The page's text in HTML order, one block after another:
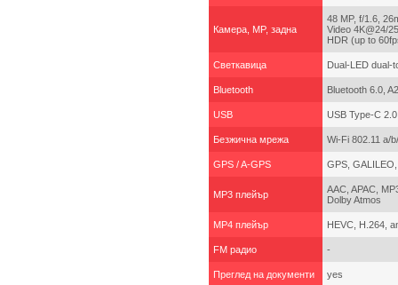
Камера, MP, задна
48 MP, f/1.6,
Video 4K@24/
HDR (up to
Светкавица Dual-LED dual-
Bluetooth Bluetooth 6.0,
USB USB Type-C 2.0
Безжична мрежа Wi-Fi 802.11 a/
GPS / A-GPS GPS,
MP3 плейър
AAC, APAC,
Dolby Atmos
MP4 плейър HEVC, H.264,
FM радио -
Преглед на документи yes